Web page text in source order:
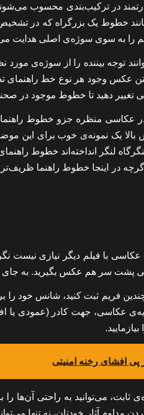
در ترکیب‌بندی محسوب
خطوط یک بزرگراه که در تشخیص
را به سوی سوژه‌ی اصلی هدایت
توجه بیننده را از سوژه‌ی
عکس وجود هر نوع خط
دهید تا خطوط موجود در
در عکاسی منظره جزو خطوط
بالا یک نمونه‌ی خوب برای
لنگر انداخته‌اند خطوط
در اینجا خطوط راهنما
با فیلم دیگر نیازی نیست
پشت سر هم عکس بگیرید. به جای
فریم ثبت کنید، شانس خود
عکاسی، جهت کادر (عمودی یا
پی افشای رخنه امنیتی
می‌توانید به راحتی آن‌ها
مداوم آثار خودتان، نه تنها